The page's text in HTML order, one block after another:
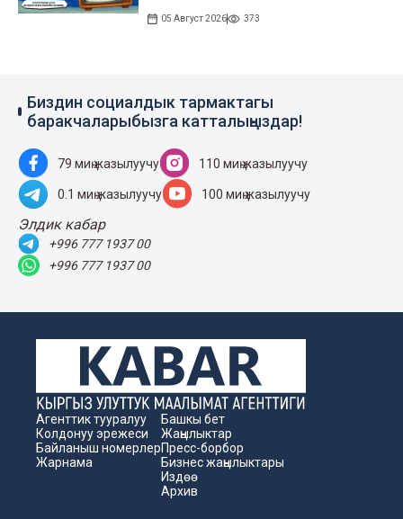
05 Август 2026 373
Биздин социалдык тармактагы
баракчаларыбызга катталыңыздар!
79 миң жазылуучу 110 миң жазылуучу
0.1 миң жазылуучу 100 миң жазылуучу
Элдик кабар
+996 777 1937 00
+996 777 1937 00
Агенттик тууралуу
Колдонуу эрежеси
Байланыш номерлер
Жарнама
Башкы бет
Жаңылыктар
Пресс-борбор
Бизнес жаңылыктары
Издөө
Архив